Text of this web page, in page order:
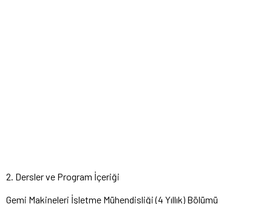
2. Dersler ve Program İçeriği
Gemi Makineleri İşletme Mühendisliği (4 Yıllık) Bölümü